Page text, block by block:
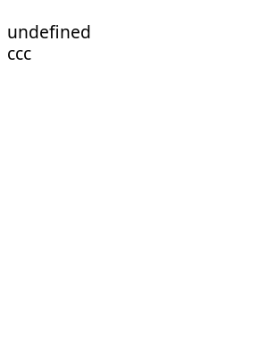
undefined
ссс